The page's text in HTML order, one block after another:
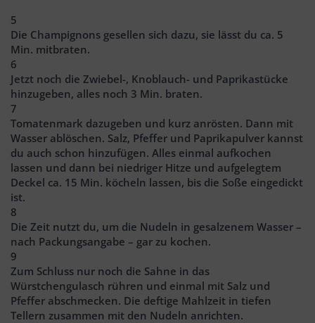
5
Die Champignons gesellen sich dazu, sie lässt du ca. 5
Min. mitbraten.
6
Jetzt noch die Zwiebel-, Knoblauch- und Paprikastücke
hinzugeben, alles noch 3 Min. braten.
7
Tomatenmark dazugeben und kurz anrösten. Dann mit
Wasser ablöschen. Salz, Pfeffer und Paprikapulver kannst
du auch schon hinzufügen. Alles einmal aufkochen
lassen und dann bei niedriger Hitze und aufgelegtem
Deckel ca. 15 Min. köcheln lassen, bis die Soße eingedickt
ist.
8
Die Zeit nutzt du, um die Nudeln in gesalzenem Wasser –
nach Packungsangabe – gar zu kochen.
9
Zum Schluss nur noch die Sahne in das
Würstchengulasch rühren und einmal mit Salz und
Pfeffer abschmecken. Die deftige Mahlzeit in tiefen
Tellern zusammen mit den Nudeln anrichten.